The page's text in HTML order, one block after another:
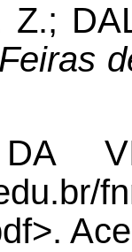
Z.;
Feiras
DA